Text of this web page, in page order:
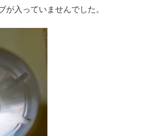
が入っていませんでした。